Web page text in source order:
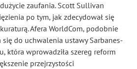
zaufania. Scott Sullivan
po tym, jak zdecydował się
Afera WorldCom, podobnie
się do uchwalenia ustawy Sarbanes-
która wprowadziła szereg reform
przejrzystości